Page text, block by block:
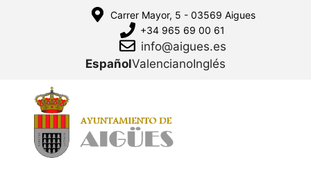
Carrer Mayor, 5 - 03569 Aigues
+34 965 69 00 61
info@aigues.es
EspañolValencianoInglés